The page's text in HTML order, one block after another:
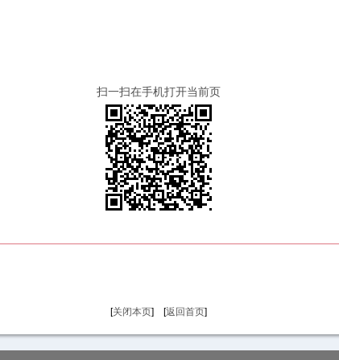
扫一扫在手机打开当前页
[关闭本页] [返回首页]